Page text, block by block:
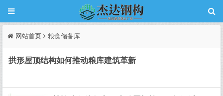
网站首页 粮食储备库
拱形屋顶结构如何推动粮库建筑革新